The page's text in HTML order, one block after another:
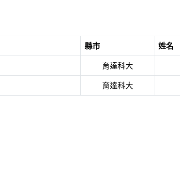
縣市 姓名
育達科大
育達科大